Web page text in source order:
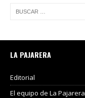
LA PAJARERA
Editorial
El equipo de La Pajarera